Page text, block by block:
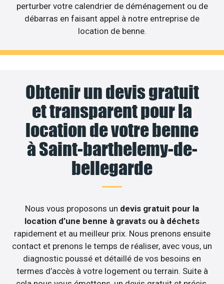
perturber votre calendrier de déménagement ou de
débarras en faisant appel à notre entreprise de
location de benne.
Obtenir un devis gratuit
et transparent pour la
location de votre benne
à Saint-barthelemy-de-
bellegarde
Nous vous proposons un devis gratuit pour la
location d’une benne à gravats ou à déchets
rapidement et au meilleur prix. Nous prenons ensuite
contact et prenons le temps de réaliser, avec vous, un
diagnostic poussé et détaillé de vos besoins en
termes d’accès à votre logement ou terrain. Suite à